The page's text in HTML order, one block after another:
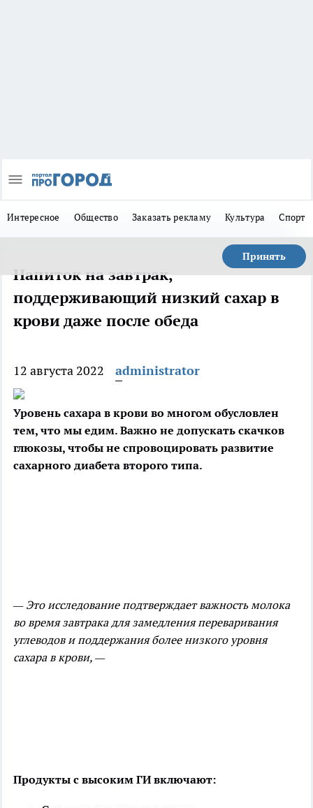
Интересное Общество Заказать рекламу Культура Спорт
Принять
Напиток на завтрак,
поддерживающий низкий сахар в
крови даже после обеда
12 августа 2022 administrator
Уровень сахара в крови во многом обусловлен
тем, что мы едим. Важно не допускать скачков
глюкозы, чтобы не спровоцировать развитие
сахарного диабета второго типа.
— Это исследование подтверждает важность молока
во время завтрака для замедления переваривания
углеводов и поддержания более низкого уровня
сахара в крови, —
Продукты с высоким ГИ включают: